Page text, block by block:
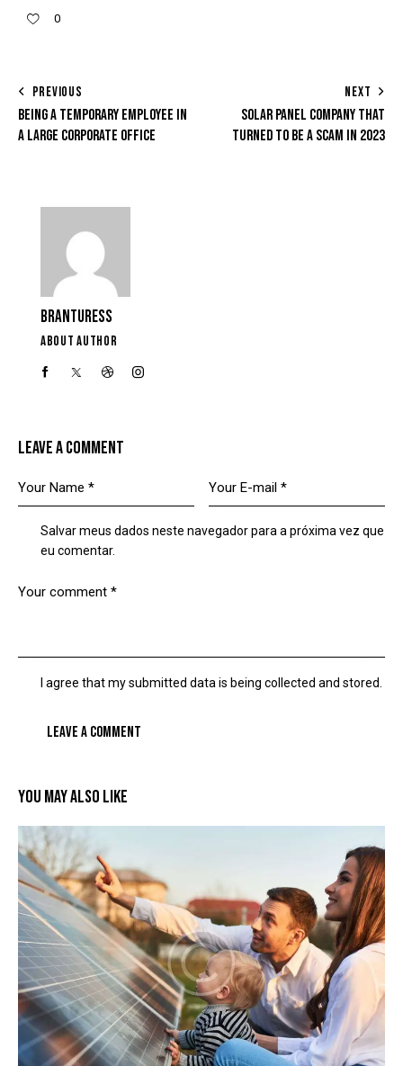
0
PREVIOUS
BEING A TEMPORARY EMPLOYEE IN
A LARGE CORPORATE OFFICE
NEXT
SOLAR PANEL COMPANY THAT
TURNED TO BE A SCAM IN 2023
BRANTURESS
ABOUT AUTHOR
LEAVE A COMMENT
Salvar meus dados neste navegador para a próxima vez que
eu comentar.
I agree that my submitted data is being collected and stored.
YOU MAY ALSO LIKE